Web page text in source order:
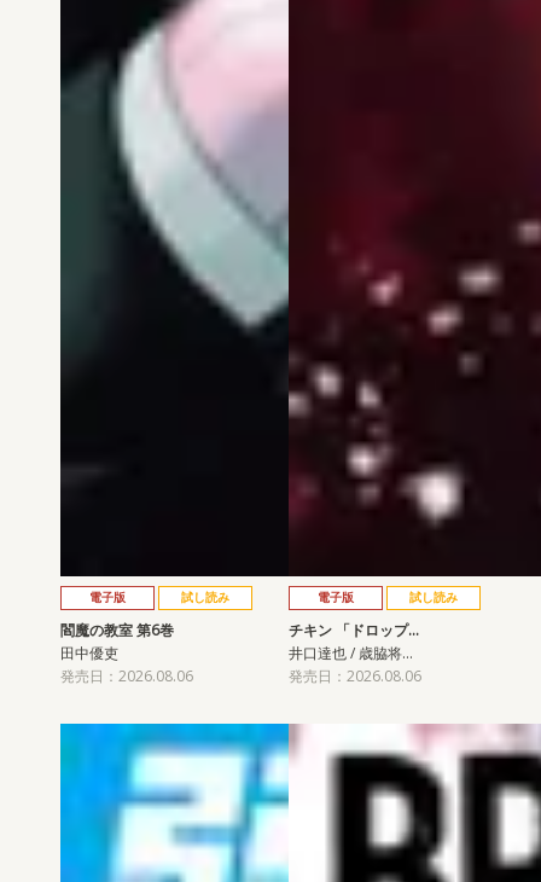
電子版 試し読み
閻魔の教室 第6巻
田中優吏
発売日：2026.08.06
電子版 試し読み
チキン 「ドロップ…
井口達也 / 歳脇将…
発売日：2026.08.06